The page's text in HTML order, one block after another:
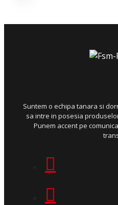
Suntem o echipa tanara si
sa intre in posesia
Punem accent pe